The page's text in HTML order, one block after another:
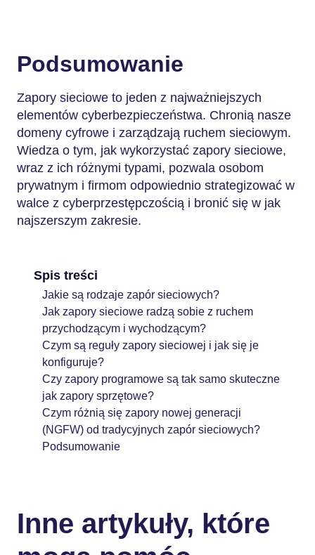
Podsumowanie
Zapory sieciowe to jeden z najważniejszych
elementów cyberbezpieczeństwa. Chronią nasze
domeny cyfrowe i zarządzają ruchem sieciowym.
Wiedza o tym, jak wykorzystać zapory sieciowe,
wraz z ich różnymi typami, pozwala osobom
prywatnym i firmom odpowiednio strategizować w
walce z cyberprzestępczością i bronić się w jak
najszerszym zakresie.
Spis treści
Jakie są rodzaje zapór sieciowych?
Jak zapory sieciowe radzą sobie z ruchem
przychodzącym i wychodzącym?
Czym są reguły zapory sieciowej i jak się je
konfiguruje?
Czy zapory programowe są tak samo skuteczne
jak zapory sprzętowe?
Czym różnią się zapory nowej generacji
(NGFW) od tradycyjnych zapór sieciowych?
Podsumowanie
Inne artykuły, które